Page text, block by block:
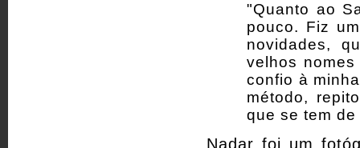
"Quanto ao
pouco. Fiz
novidades,
velhos
confio à
método,
que se tem de
Nadar foi um